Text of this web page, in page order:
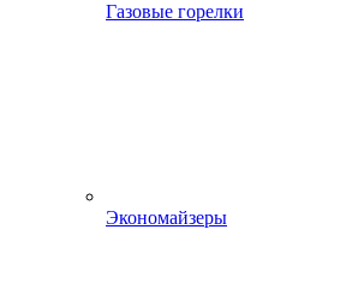
Газовые горелки
Экономайзеры